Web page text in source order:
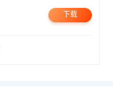
下载